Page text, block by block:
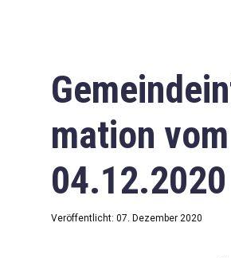
mation vom
04.12.2020
Veröffentlicht: 07. Dezember 2020